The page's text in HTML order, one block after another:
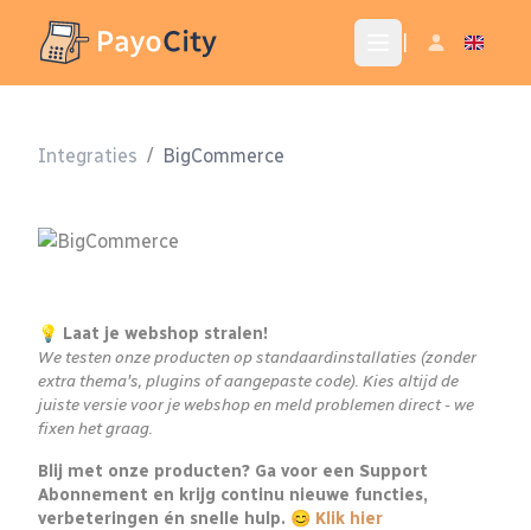
Integraties / BigCommerce
💡 Laat je webshop stralen!
We testen onze producten op standaardinstallaties (zonder
extra thema's, plugins of aangepaste code). Kies altijd de
juiste versie voor je webshop en meld problemen direct - we
fixen het graag.
Blij met onze producten? Ga voor een Support
Abonnement en krijg continu nieuwe functies,
verbeteringen én snelle hulp. 😊 Klik hier